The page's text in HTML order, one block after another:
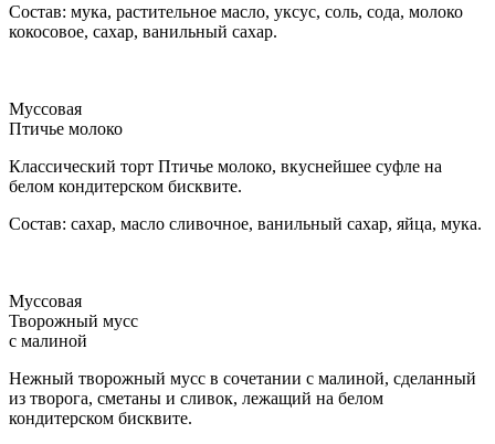
Состав: мука, растительное масло, уксус, соль, сода, молоко
кокосовое, сахар, ванильный сахар.
Муссовая
Птичье молоко
Классический торт Птичье молоко, вкуснейшее суфле на
белом кондитерском бисквите.
Состав: сахар, масло сливочное, ванильный сахар, яйца, мука.
Муссовая
Творожный мусс
с малиной
Нежный творожный мусс в сочетании с малиной, сделанный
из творога, сметаны и сливок, лежащий на белом
кондитерском бисквите.